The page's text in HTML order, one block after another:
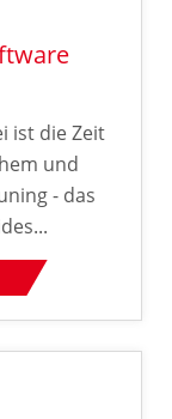
ist die Zeit
und
- das